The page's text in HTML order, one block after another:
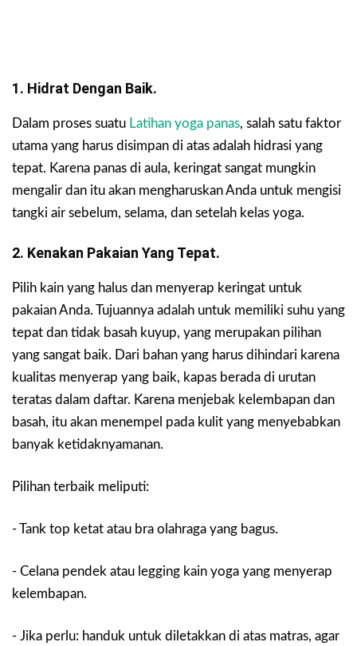
1. Hidrat Dengan Baik.
Dalam proses suatu Latihan yoga panas, salah satu faktor
utama yang harus disimpan di atas adalah hidrasi yang
tepat. Karena panas di aula, keringat sangat mungkin
mengalir dan itu akan mengharuskan Anda untuk mengisi
tangki air sebelum, selama, dan setelah kelas yoga.
2. Kenakan Pakaian Yang Tepat.
Pilih kain yang halus dan menyerap keringat untuk
pakaian Anda. Tujuannya adalah untuk memiliki suhu yang
tepat dan tidak basah kuyup, yang merupakan pilihan
yang sangat baik. Dari bahan yang harus dihindari karena
kualitas menyerap yang baik, kapas berada di urutan
teratas dalam daftar. Karena menjebak kelembapan dan
basah, itu akan menempel pada kulit yang menyebabkan
banyak ketidaknyamanan.
Pilihan terbaik meliputi:
- Tank top ketat atau bra olahraga yang bagus.
- Celana pendek atau legging kain yoga yang menyerap
kelembapan.
- Jika perlu: handuk untuk diletakkan di atas matras, agar